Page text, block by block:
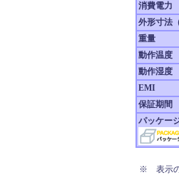
消費電力
外形寸法
重量
動作温度
動作湿度
EMI
保証期間
パッケー
※ 表示